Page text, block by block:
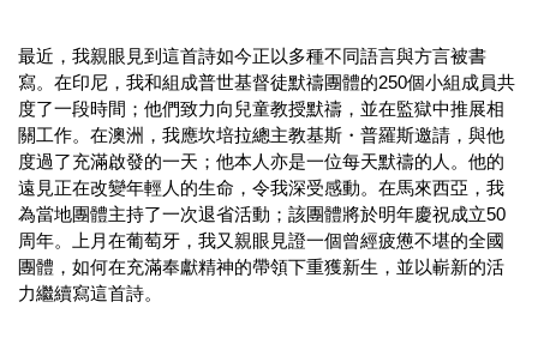
最近，我親眼見到這首詩如今正以多種不同語言與方言被書
寫。在印尼，我和組成普世基督徒默禱團體的250個小組成員共
度了一段時間；他們致力向兒童教授默禱，並在監獄中推展相
關工作。在澳洲，我應坎培拉總主教基斯・普羅斯邀請，與他
度過了充滿啟發的一天；他本人亦是一位每天默禱的人。他的
遠見正在改變年輕人的生命，令我深受感動。在馬來西亞，我
為當地團體主持了一次退省活動；該團體將於明年慶祝成立50
周年。上月在葡萄牙，我又親眼見證一個曾經疲憊不堪的全國
團體，如何在充滿奉獻精神的帶領下重獲新生，並以嶄新的活
力繼續寫這首詩。